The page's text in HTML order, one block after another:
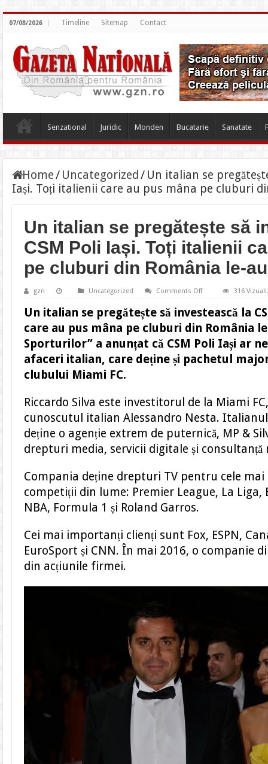
07/08/2026 Timeline Sitemap Contact
Senzational Juridic Monden Bucatarie Sanatate
Home/ Uncategorized / Un italian se
Iași. Toți italienii care au pus mâna pe cluburi
Un italian se pregătește să
CSM Poli Iași. Toți italienii
pe cluburi din România le-
gzn Uncategorized Comments Offon
se
pregătește
să
investească
la
CSM
Poli
au
pus
mâna
pe
cluburi
din
România
le-
316
Un italian se pregătește să investească la
care au pus mâna pe cluburi din România
Sporturilor” a anunțat că CSM Poli Iași ar
afaceri italian, care deține și pachetul
clubului Miami FC.
Riccardo Silva este investitorul de la Miami
cunoscutul italian Alessandro Nesta.
deține o agenție extrem de puternică, MP &
drepturi media, servicii digitale și consultanță
Compania deține drepturi TV pentru cele
competiții din lume: Premier League, La Liga,
NBA, Formula 1 și Roland Garros.
Cei mai importanți clienți sunt Fox, ESPN,
EuroSport și CNN. În mai 2016, o companie
din acțiunile firmei.